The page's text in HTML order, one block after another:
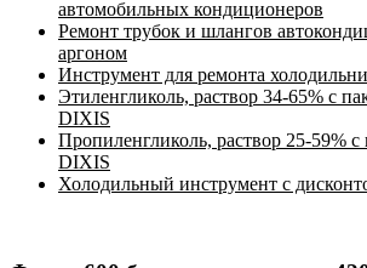
автомобильных кондиционеров
Ремонт трубок и шлангов
аргоном
Инструмент для ремонта
Этиленгликоль, раствор 34-65% с
DIXIS
Пропиленгликоль, раствор 25-59% с
DIXIS
Холодильный инструмент с